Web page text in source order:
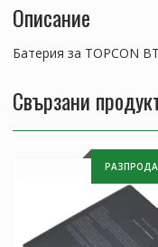
GTS-
Описание
Батерия за TOPCON
Свързани